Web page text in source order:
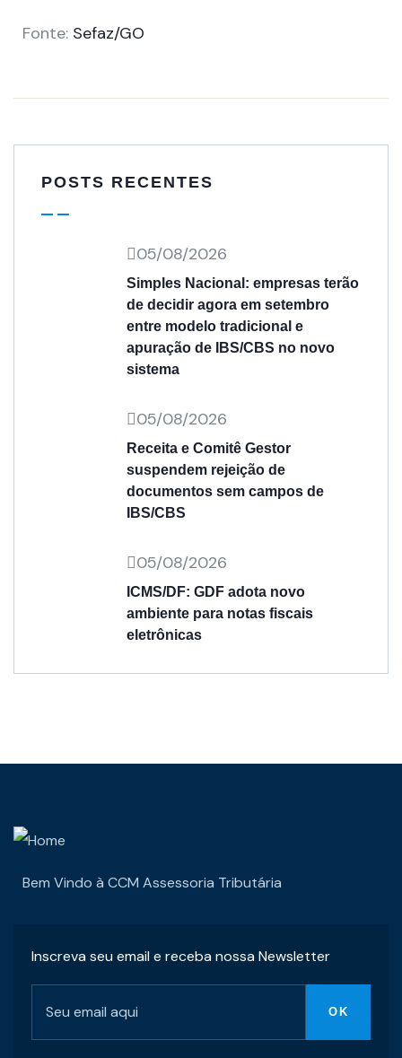
Fonte: Sefaz/GO
POSTS RECENTES
05/08/2026
Simples Nacional: empresas terão
de decidir agora em setembro
entre modelo tradicional e
apuração de IBS/CBS no novo
sistema
05/08/2026
Receita e Comitê Gestor
suspendem rejeição de
documentos sem campos de
IBS/CBS
05/08/2026
ICMS/DF: GDF adota novo
ambiente para notas fiscais
eletrônicas
Bem Vindo à CCM Assessoria Tributária
Inscreva seu email e receba nossa Newsletter